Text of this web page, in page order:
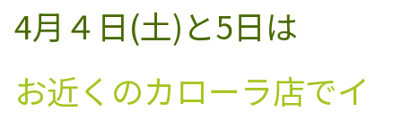
4月４日(土)と5日は
お近くのカローラ店でイ